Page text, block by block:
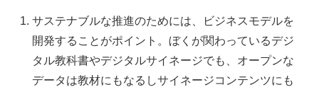
サステナブルな推進のためには、ビジネスモデルを
開発することがポイント。ぼくが関わっているデジ
タル教科書やデジタルサイネージでも、オープンな
データは教材にもなるしサイネージコンテンツにも